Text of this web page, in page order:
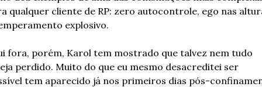
qualquer cliente de RP: zero autocontrole, ego nas
explosivo.
fora, porém, Karol tem mostrado que talvez nem tudo
perdido. Muito do que eu mesmo desacreditei ser
tem aparecido já nos primeiros dias pós-